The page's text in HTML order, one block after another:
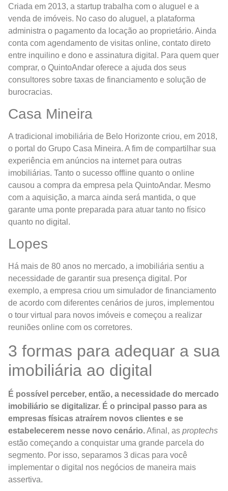
Criada em 2013, a startup trabalha com o aluguel e a
venda de imóveis. No caso do aluguel, a plataforma
administra o pagamento da locação ao proprietário. Ainda
conta com agendamento de visitas online, contato direto
entre inquilino e dono e assinatura digital. Para quem quer
comprar, o QuintoAndar oferece a ajuda dos seus
consultores sobre taxas de financiamento e solução de
burocracias.
Casa Mineira
A tradicional imobiliária de Belo Horizonte criou, em 2018,
o portal do Grupo Casa Mineira. A fim de compartilhar sua
experiência em anúncios na internet para outras
imobiliárias. Tanto o sucesso offline quanto o online
causou a compra da empresa pela QuintoAndar. Mesmo
com a aquisição, a marca ainda será mantida, o que
garante uma ponte preparada para atuar tanto no físico
quanto no digital.
Lopes
Há mais de 80 anos no mercado, a imobiliária sentiu a
necessidade de garantir sua presença digital. Por
exemplo, a empresa criou um simulador de financiamento
de acordo com diferentes cenários de juros, implementou
o tour virtual para novos imóveis e começou a realizar
reuniões online com os corretores.
3 formas para adequar a sua
imobiliária ao digital
É possível perceber, então, a necessidade do mercado
imobiliário se digitalizar. É o principal passo para as
empresas físicas atraírem novos clientes e se
estabelecerem nesse novo cenário.Afinal, as proptechs
estão começando a conquistar uma grande parcela do
segmento. Por isso, separamos 3 dicas para você
implementar o digital nos negócios de maneira mais
assertiva.